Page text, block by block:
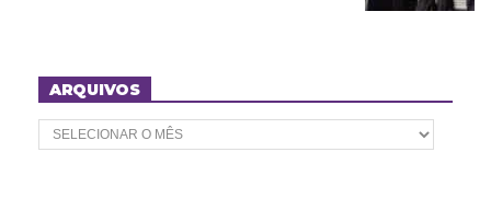
ARQUIVOS
A
r